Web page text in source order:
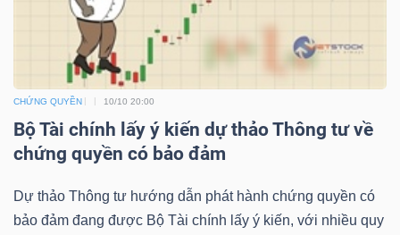
CHỨNG QUYỀN 10/10 20:00
Bộ Tài chính lấy ý kiến dự thảo Thông tư về
chứng quyền có bảo đảm
Dự thảo Thông tư hướng dẫn phát hành chứng quyền có
bảo đảm đang được Bộ Tài chính lấy ý kiến, với nhiều quy
CÔNG
NGHIỆP